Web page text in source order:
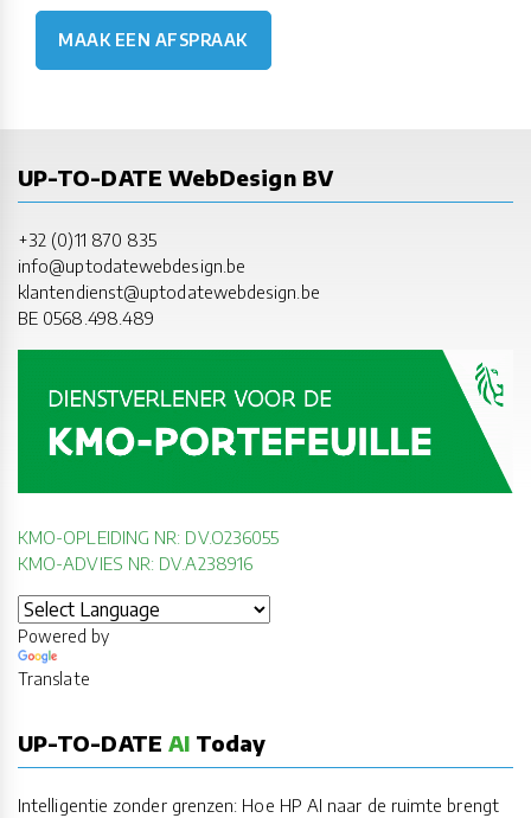
MAAK EEN AFSPRAAK
UP-TO-DATE WebDesign BV
+32 (0)11 870 835
info@uptodatewebdesign.be
klantendienst@uptodatewebdesign.be
BE 0568.498.489
KMO-OPLEIDING NR: DV.O236055
KMO-ADVIES NR: DV.A238916
Powered by
Translate
UP-TO-DATE AI Today
Intelligentie zonder grenzen: Hoe HP AI naar de ruimte brengt